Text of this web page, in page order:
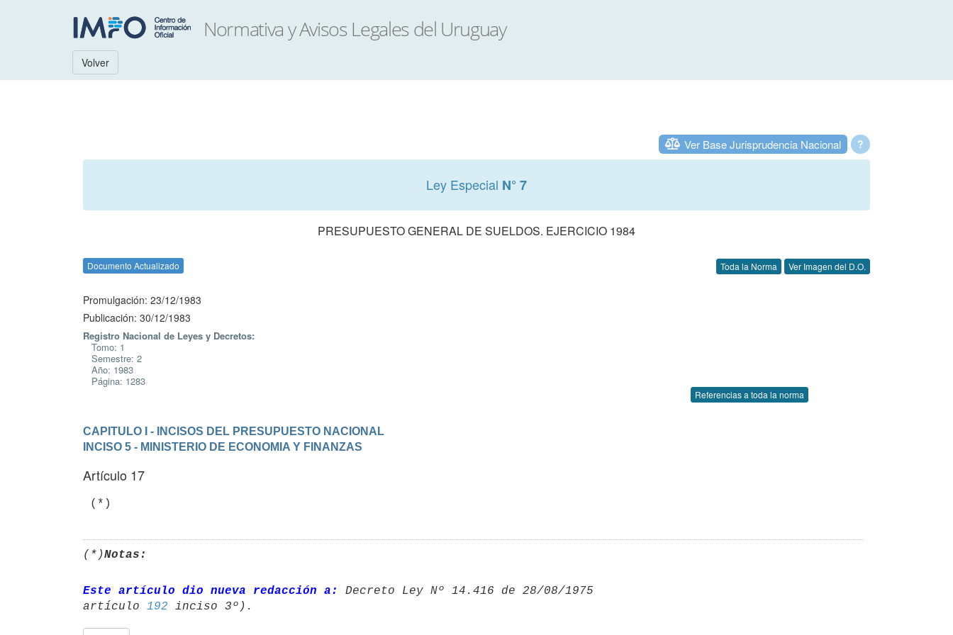
Volver
?
Ver Base Jurisprudencia Nacional
Ley Especial N° 7
PRESUPUESTO GENERAL DE SUELDOS. EJERCICIO 1984
Documento Actualizado Toda la Norma Ver Imagen del D.O.
Promulgación: 23/12/1983
Publicación: 30/12/1983
Registro Nacional de Leyes y Decretos:
Tomo: 1
Semestre: 2
Año: 1983
Página: 1283
Referencias a toda la norma
CAPITULO I - INCISOS DEL PRESUPUESTO NACIONAL
INCISO 5 - MINISTERIO DE ECONOMIA Y FINANZAS
Artículo 17
(*)Notas:
Este artículo dio nueva redacción a:
Decreto Ley Nº 14.416 de 28/08/1975
artículo 192